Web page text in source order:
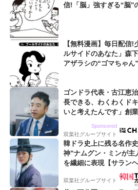
信!「脳」強すぎる“脳”
【無料漫画】毎日配信
ルサイドのあなた」森
アザラシの“ゴマちゃ
ゴンドラ代表・古江恵
長できる、わくわくド
いと考えたんです」創
Sponsored
双葉社グループサイト
韓ドラ史上に残る名作
神”ナムグン・ミンが
を繊細に表現【サラン
双葉社グループサイト